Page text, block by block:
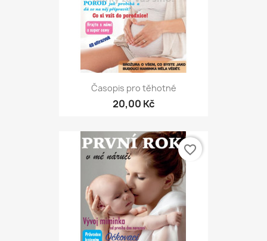
Časopis pro těhotné
20,00 Kč
favorite_border